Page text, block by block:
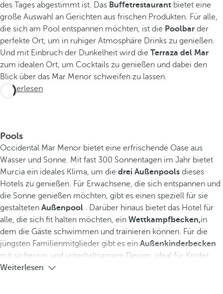
des Tages abgestimmt ist. Das Buffetrestaurant bietet eine
große Auswahl an Gerichten aus frischen Produkten. Für alle,
die sich am Pool entspannen möchten, ist die Poolbar der
perfekte Ort, um in ruhiger Atmosphäre Drinks zu genießen.
Und mit Einbruch der Dunkelheit wird die Terraza del Mar
zum idealen Ort, um Cocktails zu genießen und dabei den
Blick über das Mar Menor schweifen zu lassen.
Weiterlesen
Pools
Occidental Mar Menor bietet eine erfrischende Oase aus
Wasser und Sonne. Mit fast 300 Sonnentagen im Jahr bietet
Murcia ein ideales Klima, um die drei Außenpools dieses
Hotels zu genießen. Für Erwachsene, die sich entspannen und
die Sonne genießen möchten, gibt es einen speziell für sie
gestalteten Außenpool . Darüber hinaus bietet das Hotel für
alle, die sich fit halten möchten, ein Wettkampfbecken,in
dem die Gäste schwimmen und trainieren können. Für die
jüngsten Familienmitglieder gibt es ein Außenkinderbecken
mit sicherem und unterhaltsamem Design, ideal für Kinder.
Weiterlesen